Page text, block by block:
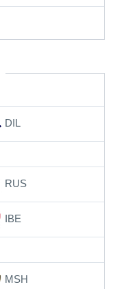
DIL
RUS
IBE
MSH